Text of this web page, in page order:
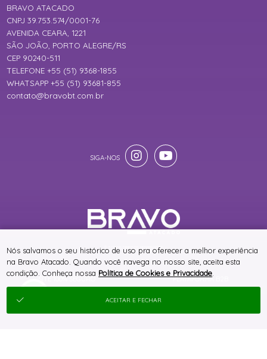
SITE 100% SEGURO PLATAFORMA B2B
BRAVO ATACADO
CNPJ 39.753.574/0001-76
AVENIDA CEARA, 1221
SÃO JOÃO, PORTO ALEGRE/RS
CEP 90240-511
TELEFONE +55 (51) 9368-1855
WHATSAPP +55 (51) 93681-855
contato@bravobt.com.br
® TODOS DIREITOS RESERVADOS
Nós salvamos o seu histórico de uso pra oferecer a melhor experiência
na Bravo Atacado. Quando você navega no nosso site, aceita esta
condição. Conheça nossa Política de Cookies e Privacidade
ACEITAR E FECHAR